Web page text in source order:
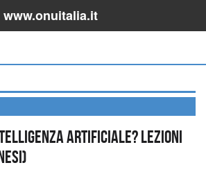
www.onuitalia.it
Artificiale? Lezioni